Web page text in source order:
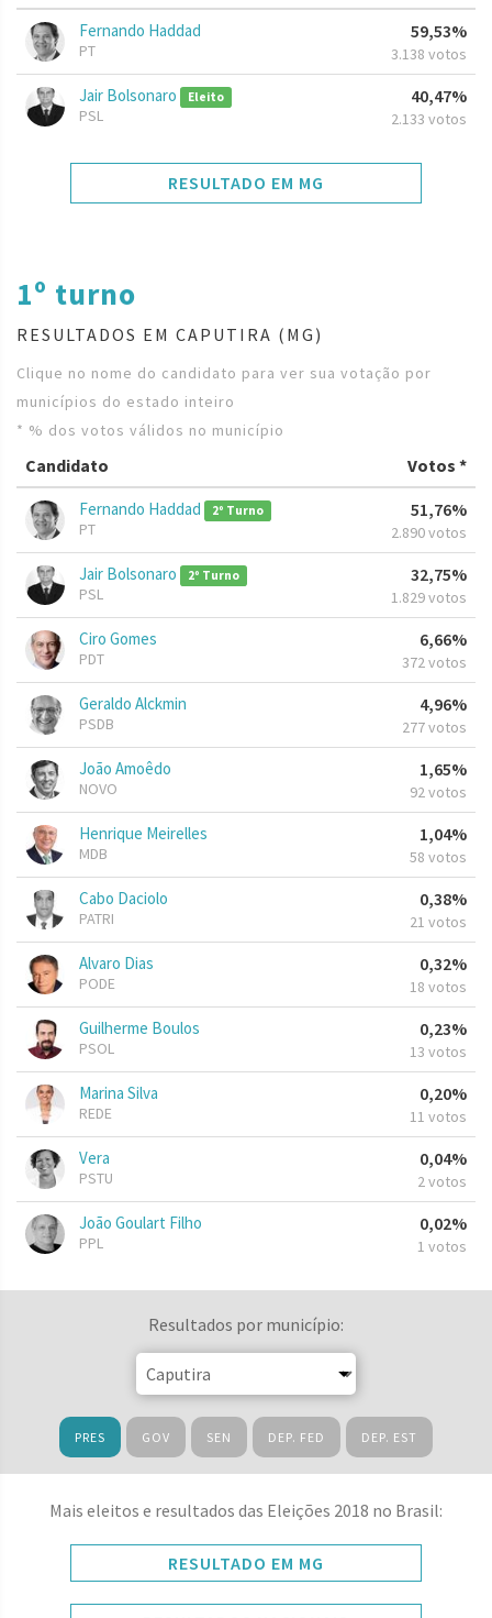
Fernando Haddad
PT
59,53%
3.138 votos
Jair Bolsonaro Eleito
PSL
40,47%
2.133 votos
RESULTADO EM MG
1º turno
RESULTADOS EM CAPUTIRA (MG)
Clique no nome do candidato para ver sua votação por
municípios do estado inteiro
* % dos votos válidos no município
Candidato Votos *
Fernando Haddad 2º Turno
PT
51,76%
2.890 votos
Jair Bolsonaro 2º Turno
PSL
32,75%
1.829 votos
Ciro Gomes
PDT
6,66%
372 votos
Geraldo Alckmin
PSDB
4,96%
277 votos
João Amoêdo
NOVO
1,65%
92 votos
Henrique Meirelles
MDB
1,04%
58 votos
Cabo Daciolo
PATRI
0,38%
21 votos
Alvaro Dias
PODE
0,32%
18 votos
Guilherme Boulos
PSOL
0,23%
13 votos
Marina Silva
REDE
0,20%
11 votos
Vera
PSTU
0,04%
2 votos
João Goulart Filho
PPL
0,02%
1 votos
Resultados por município:
PRES GOV SEN DEP. FED DEP. EST
Mais eleitos e resultados das Eleições 2018 no Brasil:
RESULTADO EM MG